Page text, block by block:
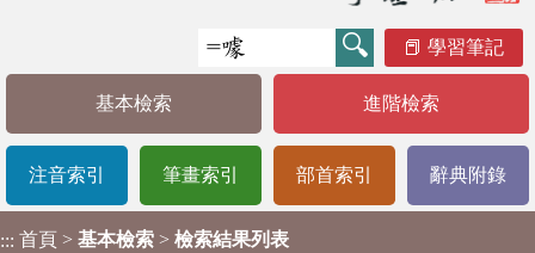
學習筆記
基本檢索 進階檢索
注音索引 筆畫索引 部首索引 辭典附錄
::: 首頁 > 基本檢索 > 檢索結果列表